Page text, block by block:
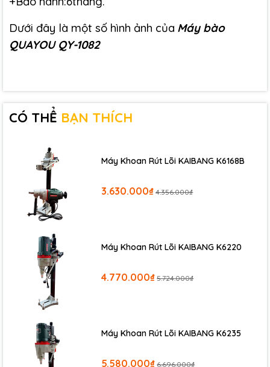
Dưới đây là một số hình ảnh của Máy bào
QUAYOU QY-1082
CÓ THỂ BẠN THÍCH
Máy Khoan Rút Lõi KAIBANG K6168B
3.630.000₫ 4.356.000₫
Máy Khoan Rút Lõi KAIBANG K6220
4.770.000₫ 5.724.000₫
Máy Khoan Rút Lõi KAIBANG K6235
5.580.000₫ 6.696.000₫